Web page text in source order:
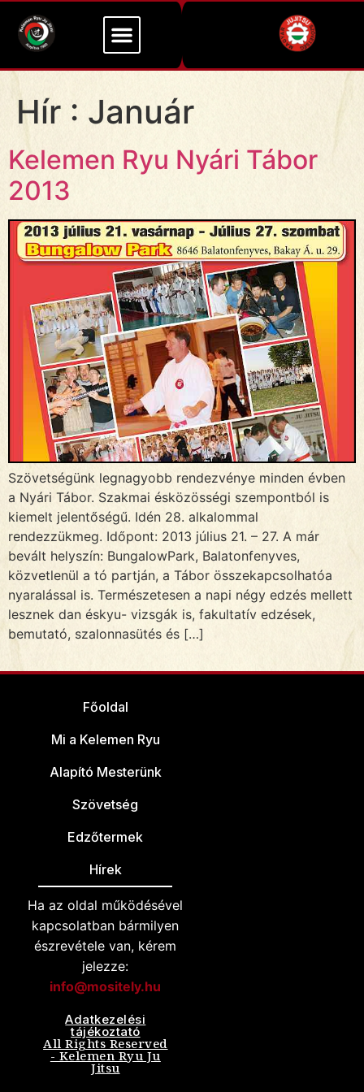
Hír : Január
Kelemen Ryu Nyári Tábor
2013
Szövetségünk legnagyobb rendezvénye minden évben
a Nyári Tábor. Szakmai ésközösségi szempontból is
kiemelt jelentőségű. Idén 28. alkalommal
rendezzükmeg. Időpont: 2013 július 21. – 27. A már
bevált helyszín: BungalowPark, Balatonfenyves,
közvetlenül a tó partján, a Tábor összekapcsolhatóa
nyaralással is. Természetesen a napi négy edzés mellett
lesznek dan éskyu- vizsgák is, fakultatív edzések,
bemutató, szalonnasütés és […]
Főoldal
Mi a Kelemen Ryu
Alapító Mesterünk
Szövetség
Edzőtermek
Hírek
Ha az oldal működésével
kapcsolatban bármilyen
észrevétele van, kérem
jelezze:
info@mositely.hu
Adatkezelési
tájékoztató
All Rights Reserved
- Kelemen Ryu Ju
Jitsu